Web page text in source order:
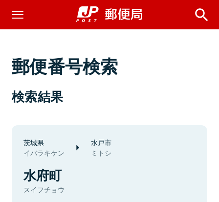
郵便番号検索
検索結果
茨城県
イバラキケン
水戸市
ミトシ
水府町
スイフチョウ